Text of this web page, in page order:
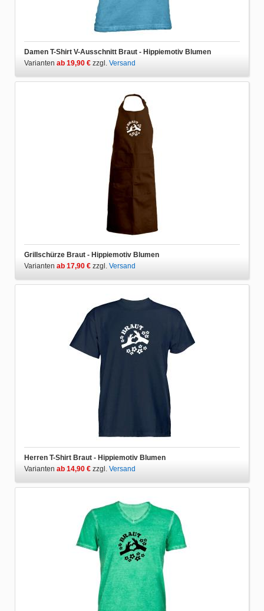
Damen T-Shirt V-Ausschnitt Braut - Hippiemotiv Blumen
Varianten ab 19,90 € zzgl. Versand
Grillschürze Braut - Hippiemotiv Blumen
Varianten ab 17,90 € zzgl. Versand
Herren T-Shirt Braut - Hippiemotiv Blumen
Varianten ab 14,90 € zzgl. Versand